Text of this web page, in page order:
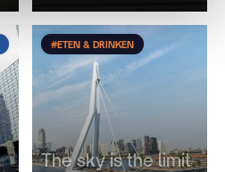
#ETEN & DRINKEN
The sky is the limit